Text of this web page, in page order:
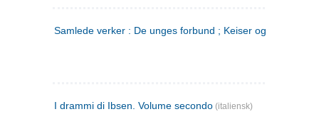
Samlede verker : De unges forbund ; Keiser og Galilæer. 3
I drammi di Ibsen. Volume secondo (italiensk)